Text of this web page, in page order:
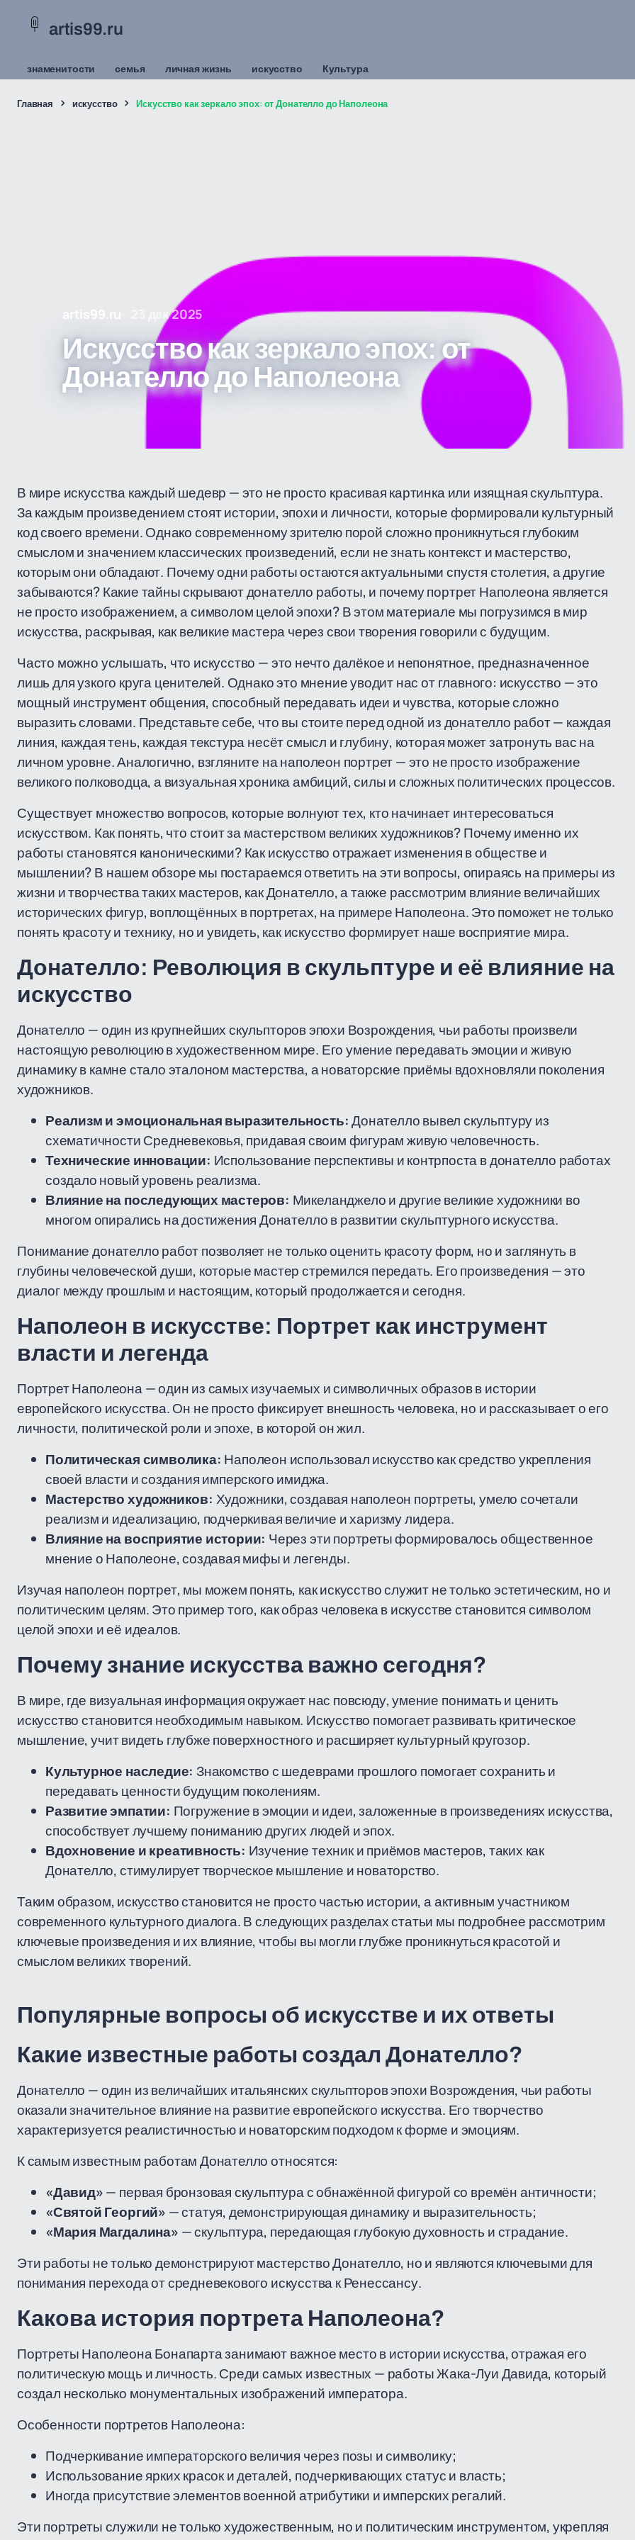
artis99.ru
знаменитости семья личная жизнь искусство Культура
Главная искусство Искусство как зеркало эпох: от Донателло до Наполеона
artis99.ru 23 дек 2025
Искусство как зеркало эпох: от
Донателло до Наполеона
В мире искусства каждый шедевр — это не просто красивая картинка или изящная скульптура.
За каждым произведением стоят истории, эпохи и личности, которые формировали культурный
код своего времени. Однако современному зрителю порой сложно проникнуться глубоким
смыслом и значением классических произведений, если не знать контекст и мастерство,
которым они обладают. Почему одни работы остаются актуальными спустя столетия, а другие
забываются? Какие тайны скрывают донателло работы, и почему портрет Наполеона является
не просто изображением, а символом целой эпохи? В этом материале мы погрузимся в мир
искусства, раскрывая, как великие мастера через свои творения говорили с будущим.
Часто можно услышать, что искусство — это нечто далёкое и непонятное, предназначенное
лишь для узкого круга ценителей. Однако это мнение уводит нас от главного: искусство — это
мощный инструмент общения, способный передавать идеи и чувства, которые сложно
выразить словами. Представьте себе, что вы стоите перед одной из донателло работ — каждая
линия, каждая тень, каждая текстура несёт смысл и глубину, которая может затронуть вас на
личном уровне. Аналогично, взгляните на наполеон портрет — это не просто изображение
великого полководца, а визуальная хроника амбиций, силы и сложных политических процессов.
Существует множество вопросов, которые волнуют тех, кто начинает интересоваться
искусством. Как понять, что стоит за мастерством великих художников? Почему именно их
работы становятся каноническими? Как искусство отражает изменения в обществе и
мышлении? В нашем обзоре мы постараемся ответить на эти вопросы, опираясь на примеры из
жизни и творчества таких мастеров, как Донателло, а также рассмотрим влияние величайших
исторических фигур, воплощённых в портретах, на примере Наполеона. Это поможет не только
понять красоту и технику, но и увидеть, как искусство формирует наше восприятие мира.
Донателло: Революция в скульптуре и её влияние на
искусство
Донателло — один из крупнейших скульпторов эпохи Возрождения, чьи работы произвели
настоящую революцию в художественном мире. Его умение передавать эмоции и живую
динамику в камне стало эталоном мастерства, а новаторские приёмы вдохновляли поколения
художников.
Реализм и эмоциональная выразительность:Донателло вывел скульптуру из
схематичности Средневековья, придавая своим фигурам живую человечность.
Технические инновации: Использование перспективы и контрпоста в донателло работах
создало новый уровень реализма.
Влияние на последующих мастеров: Микеланджело и другие великие художники во
многом опирались на достижения Донателло в развитии скульптурного искусства.
Понимание донателло работ позволяет не только оценить красоту форм, но и заглянуть в
глубины человеческой души, которые мастер стремился передать. Его произведения — это
диалог между прошлым и настоящим, который продолжается и сегодня.
Наполеон в искусстве: Портрет как инструмент
власти и легенда
Портрет Наполеона — один из самых изучаемых и символичных образов в истории
европейского искусства. Он не просто фиксирует внешность человека, но и рассказывает о его
личности, политической роли и эпохе, в которой он жил.
Политическая символика: Наполеон использовал искусство как средство укрепления
своей власти и создания имперского имиджа.
Мастерство художников: Художники, создавая наполеон портреты, умело сочетали
реализм и идеализацию, подчеркивая величие и харизму лидера.
Влияние на восприятие истории: Через эти портреты формировалось общественное
мнение о Наполеоне, создавая мифы и легенды.
Изучая наполеон портрет, мы можем понять, как искусство служит не только эстетическим, но и
политическим целям. Это пример того, как образ человека в искусстве становится символом
целой эпохи и её идеалов.
Почему знание искусства важно сегодня?
В мире, где визуальная информация окружает нас повсюду, умение понимать и ценить
искусство становится необходимым навыком. Искусство помогает развивать критическое
мышление, учит видеть глубже поверхностного и расширяет культурный кругозор.
Культурное наследие: Знакомство с шедеврами прошлого помогает сохранить и
передавать ценности будущим поколениям.
Развитие эмпатии: Погружение в эмоции и идеи, заложенные в произведениях искусства,
способствует лучшему пониманию других людей и эпох.
Вдохновение и креативность: Изучение техник и приёмов мастеров, таких как
Донателло, стимулирует творческое мышление и новаторство.
Таким образом, искусство становится не просто частью истории, а активным участником
современного культурного диалога. В следующих разделах статьи мы подробнее рассмотрим
ключевые произведения и их влияние, чтобы вы могли глубже проникнуться красотой и
смыслом великих творений.
Популярные вопросы об искусстве и их ответы
Какие известные работы создал Донателло?
Донателло — один из величайших итальянских скульпторов эпохи Возрождения, чьи работы
оказали значительное влияние на развитие европейского искусства. Его творчество
характеризуется реалистичностью и новаторским подходом к форме и эмоциям.
К самым известным работам Донателло относятся:
«Давид»— первая бронзовая скульптура с обнажённой фигурой со времён античности;
«Святой Георгий» — статуя, демонстрирующая динамику и выразительность;
«Мария Магдалина» — скульптура, передающая глубокую духовность и страдание.
Эти работы не только демонстрируют мастерство Донателло, но и являются ключевыми для
понимания перехода от средневекового искусства к Ренессансу.
Какова история портрета Наполеона?
Портреты Наполеона Бонапарта занимают важное место в истории искусства, отражая его
политическую мощь и личность. Среди самых известных — работы Жака-Луи Давида, который
создал несколько монументальных изображений императора.
Особенности портретов Наполеона:
Подчеркивание императорского величия через позы и символику;
Использование ярких красок и деталей, подчеркивающих статус и власть;
Иногда присутствие элементов военной атрибутики и имперских регалий.
Эти портреты служили не только художественным, но и политическим инструментом, укрепляя